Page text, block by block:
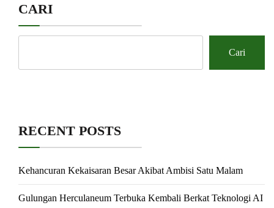
CARI
Cari
RECENT POSTS
Kehancuran Kekaisaran Besar Akibat Ambisi Satu Malam
Gulungan Herculaneum Terbuka Kembali Berkat Teknologi AI